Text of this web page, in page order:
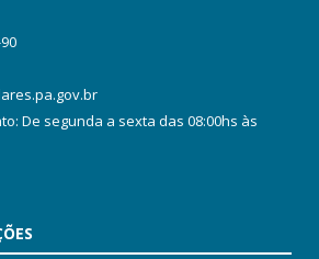
De segunda a sexta das 08:00hs às